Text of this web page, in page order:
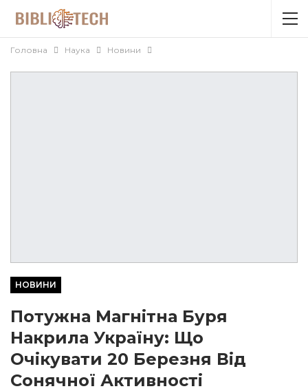
Головна Наука Новини
НОВИНИ
Потужна Магнітна Буря
Накрила Україну: Що
Очікувати 20 Березня Від
Сонячної Активності